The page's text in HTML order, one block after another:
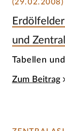
(29.02.2008)
und
Tabellen
Zum Beitrag